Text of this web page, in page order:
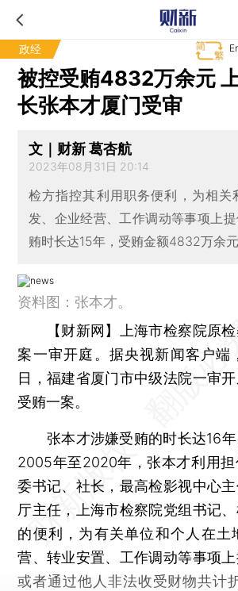
政经
被控受贿4832万余元
长张本才厦门受审
文｜财新 葛杏航
2023年08月31日 20:14
检方指控其利用职务便利，为相关
发、企业经营、工作调动等事项上
贿时长达15年，受贿金额4832万余元
资料图：张本才。
【财新网】
上海市检察院原
案一审开庭。据央视新闻客户端
日，福建省厦门市中级法院一审
受贿一案。
张本才涉嫌受贿的时长达16年
2005年至2020年，张本才利用
委书记、社长，最高检影视中心
厅主任，上海市检察院党组书记
的便利，为有关单位和个人在土
营、转业安置、工作调动等事项
或者通过他人非法收受财物共计